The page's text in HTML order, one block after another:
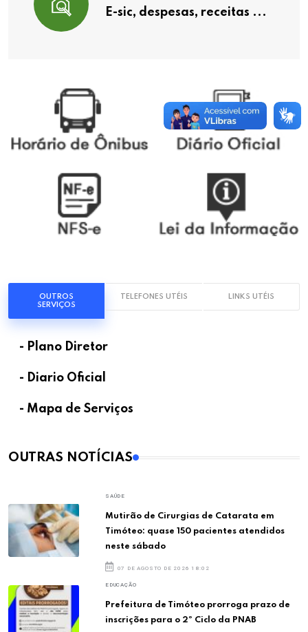
E-sic, despesas, receitas ...
OUTROS
SERVIÇOS
TELEFONES UTÉIS LINKS UTÉIS
- Plano Diretor
- Diario Oficial
- Mapa de Serviços
OUTRAS NOTÍCIAS
SAÚDE
Mutirão de Cirurgias de Catarata em
Timóteo: quase 150 pacientes atendidos
neste sábado
07 DE AGOSTO DE 2026 18:02
EDUCAÇÃO
Prefeitura de Timóteo prorroga prazo de
inscrições para o 2º Ciclo da PNAB